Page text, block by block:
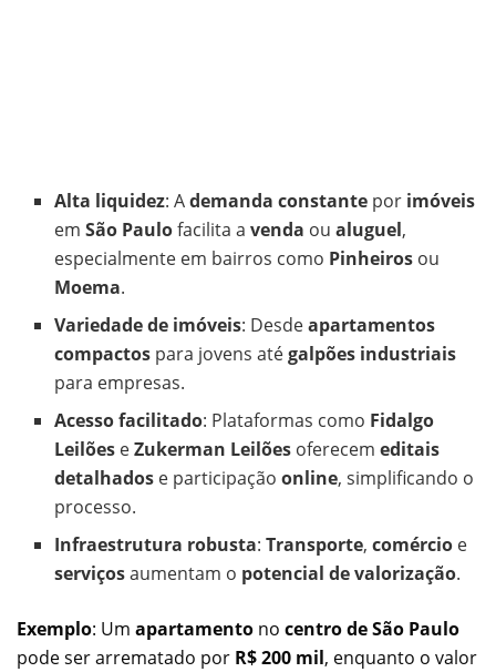
Alta liquidez: Ademanda constante por imóveis
emSão Paulofacilita avenda oualuguel,
especialmente em bairros como Pinheiros ou
Moema.
Variedade de imóveis: Desdeapartamentos
compactos para jovens atégalpões industriais
para empresas.
Acesso facilitado: Plataformas como Fidalgo
Leilões eZukerman Leilões oferecemeditais
detalhados e participaçãoonline, simplificando o
processo.
Infraestrutura robusta:Transporte,comércio e
serviçosaumentam o potencial de valorização.
Exemplo: Um apartamento no centro de São Paulo
pode ser arrematado por R$ 200 mil, enquanto o valor